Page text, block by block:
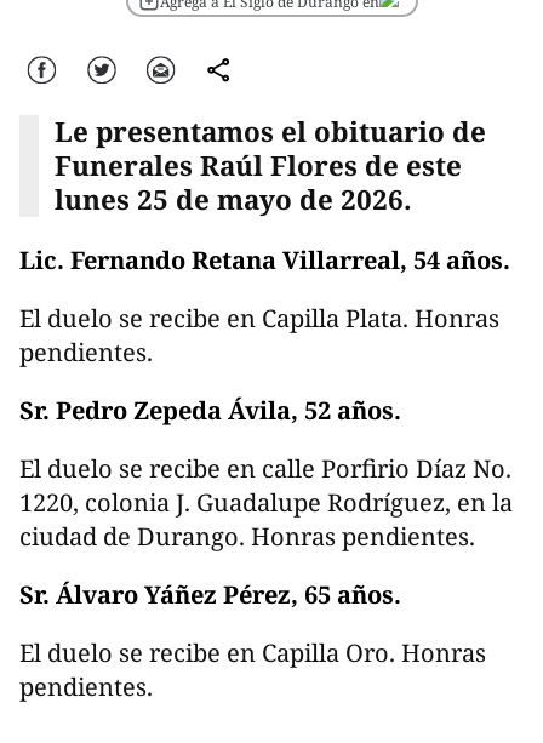
Facebook Twitter Correo comparte
Le presentamos el obituario de
Funerales Raúl Flores de este
lunes 25 de mayo de 2026.
Lic. Fernando Retana Villarreal, 54 años.
El duelo se recibe en Capilla Plata. Honras
pendientes.
Sr. Pedro Zepeda Ávila, 52 años.
El duelo se recibe en calle Porfirio Díaz No.
1220, colonia J. Guadalupe Rodríguez, en la
ciudad de Durango. Honras pendientes.
Sr. Álvaro Yáñez Pérez, 65 años.
El duelo se recibe en Capilla Oro. Honras
pendientes.